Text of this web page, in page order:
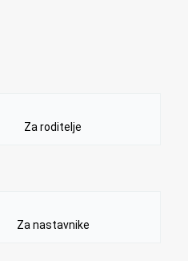
Za roditelje
Za nastavnike